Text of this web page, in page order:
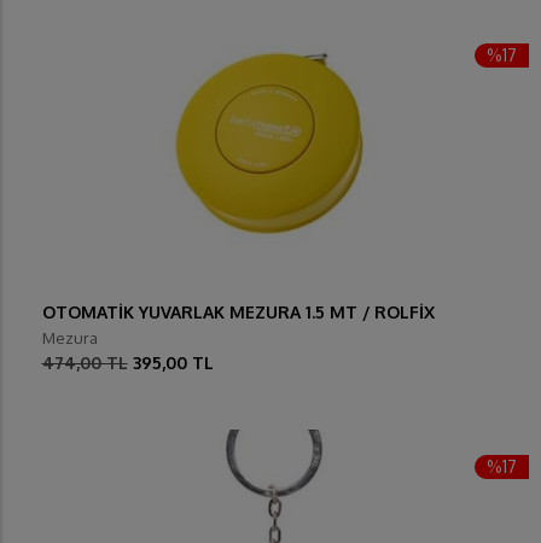
%17
OTOMATİK YUVARLAK MEZURA 1.5 MT / ROLFİX
Mezura
474,00 TL 395,00 TL
%17